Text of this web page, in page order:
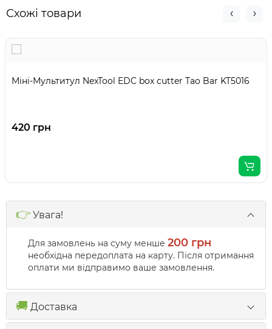
Схожі товари
Міні-Мультитул NexTool EDC box cutter Tao Bar KT5016
420 грн
👉 Увага!
Для замовлень на суму менше 200 грн
необхідна передоплата на карту. Після отримання
оплати ми відправимо ваше замовлення.
🚚 Доставка